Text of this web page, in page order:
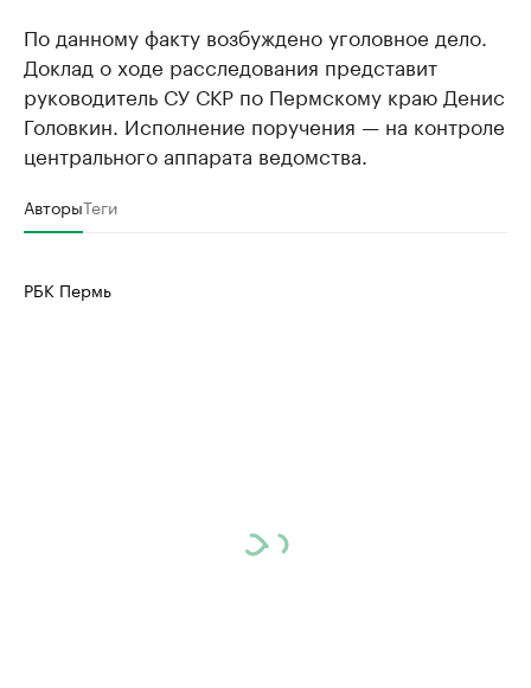
По данному факту возбуждено уголовное дело.
Доклад о ходе расследования представит
руководитель СУ СКР по Пермскому краю Денис
Головкин. Исполнение поручения — на контроле
центрального аппарата ведомства.
АвторыТеги
РБК Пермь